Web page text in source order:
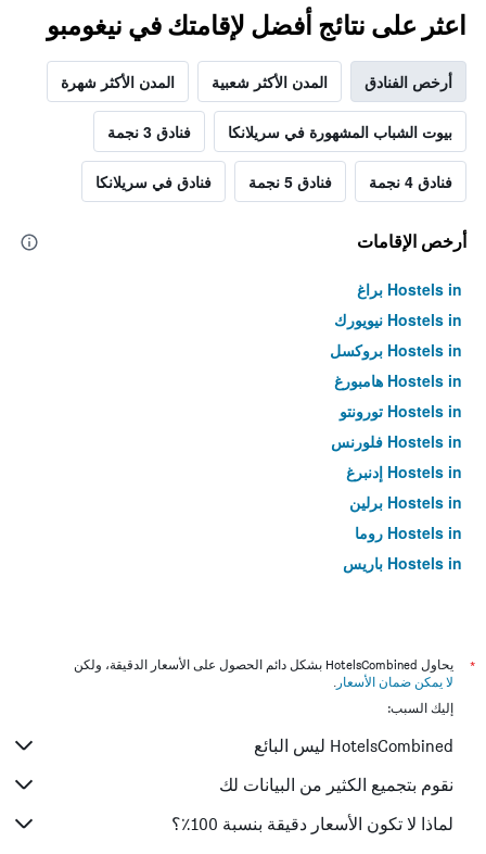
اعثر على نتائج أفضل لإقامتك في نيغومبو
أرخص الفنادق المدن الأكثر شعبية المدن الأكثر شهرة
بيوت الشباب المشهورة في سريلانكا فنادق 3 نجمة
فنادق 4 نجمة فنادق 5 نجمة فنادق في سريلانكا
أرخص الإقامات
Hostels in براغ
Hostels in نيويورك
Hostels in بروكسل
Hostels in هامبورغ
Hostels in تورونتو
Hostels in فلورنس
Hostels in إدنبرغ
Hostels in برلين
Hostels in روما
Hostels in باريس
*
يحاول HotelsCombined بشكل دائم الحصول على الأسعار الدقيقة، ولكن
لا يمكن ضمان الأسعار .
إليك السبب:
HotelsCombined ليس البائع
نقوم بتجميع الكثير من البيانات لك
لماذا لا تكون الأسعار دقيقة بنسبة 100٪؟